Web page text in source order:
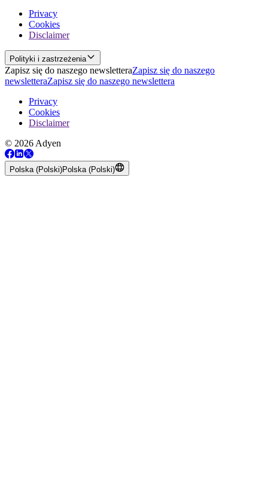
Privacy
Cookies
Disclaimer
Polityki i zastrzeżenia
Zapisz się do naszego newsletteraZapisz się do naszego
newsletteraZapisz się do naszego newslettera
Privacy
Cookies
Disclaimer
© 2026 Adyen
Polska (Polski)Polska (Polski)